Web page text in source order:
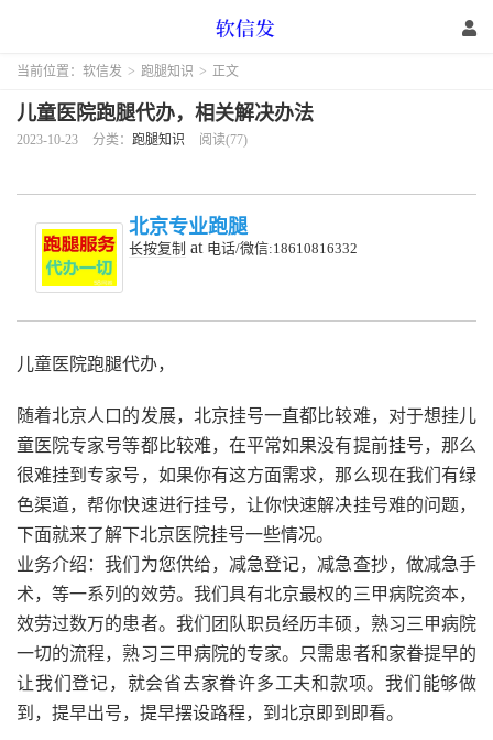
当前位置： 软信发 > 跑腿知识 > 正文
儿童医院跑腿代办，相关解决办法
2023-10-23 分类： 跑腿知识 阅读(77)
北京专业跑腿
长按复制 at 电话/微信:18610816332
儿童医院跑腿代办，
随着北京人口的发展，北京挂号一直都比较难，对于想挂儿
童医院专家号等都比较难，在平常如果没有提前挂号，那么
很难挂到专家号，如果你有这方面需求，那么现在我们有绿
色渠道，帮你快速进行挂号，让你快速解决挂号难的问题，
下面就来了解下北京医院挂号一些情况。
业务介绍：我们为您供给，减急登记，减急查抄，做减急手
术，等一系列的效劳。我们具有北京最权的三甲病院资本，
效劳过数万的患者。我们团队职员经历丰硕，熟习三甲病院
一切的流程，熟习三甲病院的专家。只需患者和家眷提早的
让我们登记，就会省去家眷许多工夫和款项。我们能够做
到，提早出号，提早摆设路程，到北京即到即看。